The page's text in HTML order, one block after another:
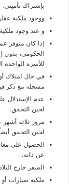
بإشتراك تأميني.
ووجود ملكية
و عند وجود
إذا كان متوفر
للأسره الواحده
في حال امتلاك
مسجله مع ذكر
عدم الإستدلال
لحين التحقق.
مرور ثلاثة
لحين التحقق
الحصول على
عن ذاته.
السفر خارج
ملكية سيارات